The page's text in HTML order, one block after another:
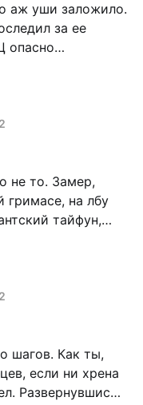
аж уши заложило.
за ее
опасно
и сажи.
к
не то. Замер,
на лбу
тайфун,
тотальным
ВДВ и так
контужен
шагов. Как ты,
если ни хрена
Развернувшись,